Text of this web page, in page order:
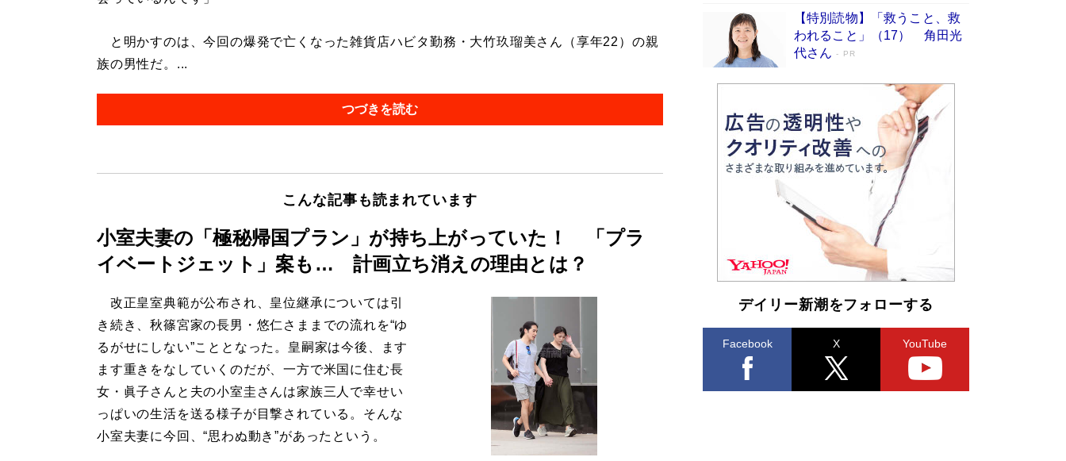
と明かすのは、今回の爆発で亡くなった雑貨店ハビタ勤務・大竹玖瑠美さん（享年22）の親
族の男性だ。...
つづきを読む
こんな記事も読まれています
小室夫妻の「極秘帰国プラン」が持ち上がっていた！ 「プラ
イベートジェット」案も… 計画立ち消えの理由とは？
改正皇室典範が公布され、皇位継承については引
き続き、秋篠宮家の長男・悠仁さままでの流れを“ゆ
るがせにしない”こととなった。皇嗣家は今後、ます
ます重きをなしていくのだが、一方で米国に住む長
女・眞子さんと夫の小室圭さんは家族三人で幸せい
っぱいの生活を送る様子が目撃されている。そんな
小室夫妻に今回、“思わぬ動き”があったという。
メントベストセラー］
Book Bang
「『火垂るの墓』は、大嘘である」原作者が抱き
続けた“自責の念”とは…「自己憐憫は描きたくな
い」監督が徹底的にこだわったこと（後編） #
戦争の記憶
Book Bang
皇室はなぜ世界から尊敬されているのか？ 「天
皇陛下はお元気でおられるか」がサウジ国王の第
一声になる理由
Book Bang
東野圭吾、伊坂幸太郎の人気シリーズ最新作どち
らも文庫化 映画化された直木賞受賞作もランク
イン［文庫ベストセラー］
Book Bang
【特別読物】「救うこと、救
われること」（17） 角田光
代さん
PR
デイリー新潮をフォローする
Facebook X YouTube